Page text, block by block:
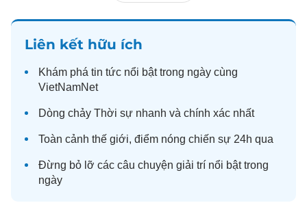
Liên kết hữu ích
Khám phá tin tức nổi bật trong ngày cùng
VietNamNet
Dòng chảy Thời sự nhanh và chính xác nhất
Toàn cảnh thế giới, điểm nóng chiến sự 24h qua
Đừng bỏ lỡ các câu chuyện giải trí nổi bật trong
ngày